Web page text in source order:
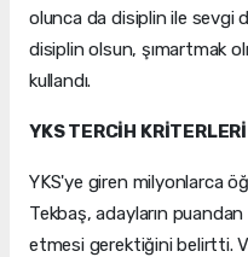
olunca da disiplin ile sevgi
disiplin olsun, şımartmak
kullandı.
YKS TERCİH KRİTERLERİ
YKS'ye giren milyonlarca
Tekbaş, adayların puandan
etmesi gerektiğini belirtti.